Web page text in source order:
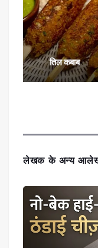
लेखक के अन्य